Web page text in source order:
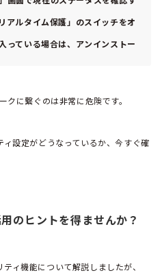
アルタイム保護」のスイッチをオ
っている場合は、アンインストー
に繋ぐのは非常に危険です。
設定がどうなっているか、今すぐ確
のヒントを得ませんか？
ィ機能について解説しましたが、